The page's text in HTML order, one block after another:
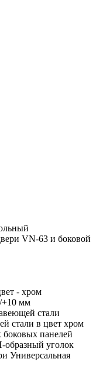
VN-63 и боковой
- хром
+10 мм
стали
стали в цвет хром
панелей
образный уголок
Универсальная